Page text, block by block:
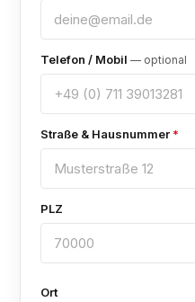
Telefon / Mobil— optional
Straße & Hausnummer *
PLZ
Ort